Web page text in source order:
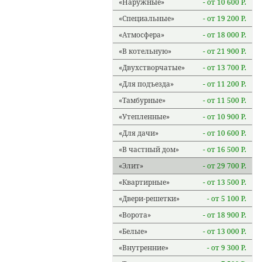
Наружные
- от 10 600 Р.
Специальные
- от 19 200 Р.
Атмосфера
- от 18 000 Р.
В котельную
- от 21 900 Р.
Двухстворчатые
- от 13 700 Р.
Для подъезда
- от 11 200 Р.
Тамбурные
- от 11 500 Р.
Утепленные
- от 10 900 Р.
Для дачи
- от 10 600 Р.
В частный дом
- от 16 500 Р.
Элит
- от 29 700 Р.
Квартирные
- от 13 500 Р.
Двери-решетки
- от 5 100 Р.
Ворота
- от 18 900 Р.
Белые
- от 13 000 Р.
Внутренние
- от 9 300 Р.